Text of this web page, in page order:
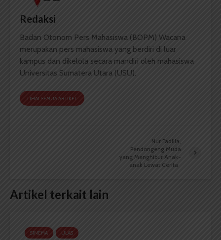
Redaksi
Badan Otonom Pers Mahasiswa (BOPM) Wacana
merupakan pers mahasiswa yang berdiri di luar
kampus dan dikelola secara mandiri oleh mahasiswa
Universitas Sumatera Utara (USU).
LIHAT SEMUA ARTIKEL
Nur Fadilla,
Pendongeng Muda
yang Menghibur Anak-
anak Lewat Cerita
Artikel terkait lain
SINEMA ULAS